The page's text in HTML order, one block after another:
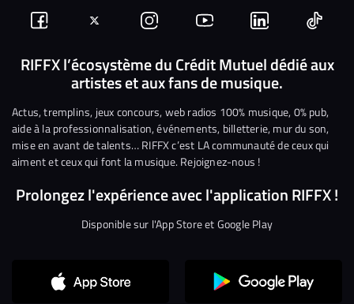
Suivez-
nous
Facebook
Suivez-
nous
sur
Twitter
Nous
rejoindre
sur
Instagram
Nous
rejoindre
sur
YouTube
Nous
rejoindre
sur
Linkedin
Nous
RIFFX l’écosystème du Crédit Mutuel dédié aux
artistes et aux fans de musique.
Actus, tremplins, jeux concours, web radios 100% musique, 0% pub,
aide à la professionnalisation, événements, billetterie, mur du son,
mise en avant de talents… RIFFX c’est LA communauté de ceux qui
aiment et ceux qui font la musique. Rejoignez-nous !
Prolongez l'expérience avec l'application RIFFX !
Disponible sur l'App Store et Google Play